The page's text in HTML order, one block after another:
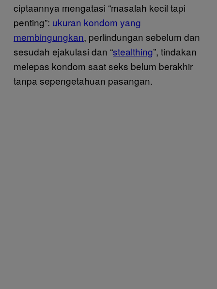
ciptaannya mengatasi “masalah kecil tapi
penting”: ukuran kondom yang
membingungkan, perlindungan sebelum dan
sesudah ejakulasi dan “stealthing”, tindakan
melepas kondom saat seks belum berakhir
tanpa sepengetahuan pasangan.